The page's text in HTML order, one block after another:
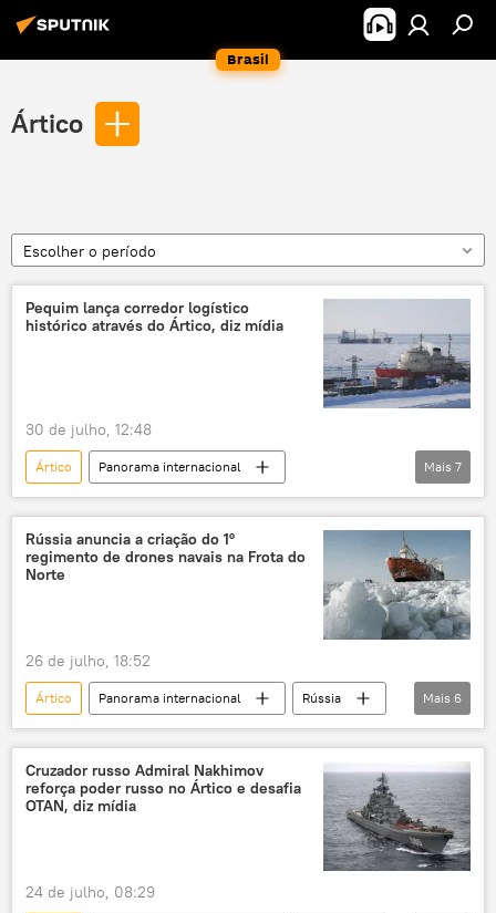
Brasil
Ártico
Escolher o período
Pequim lança corredor logístico
histórico através do Ártico, diz mídia
30 de julho, 12:48
Ártico
Panorama internacional
Ásia e Oceania
Pequim
China
rota marítima
comércio
comércio exterior
Rússia
Mais 7
Rússia anuncia a criação do 1º
regimento de drones navais na Frota do
Norte
26 de julho, 18:52
Ártico Panorama internacional
Rússia
Defesa
Marinha da Rússia
Frota do Pacífico
Brasil
Zvezda
Frota do Norte
Mais 6
Cruzador russo Admiral Nakhimov
reforça poder russo no Ártico e desafia
OTAN, diz mídia
24 de julho, 08:29